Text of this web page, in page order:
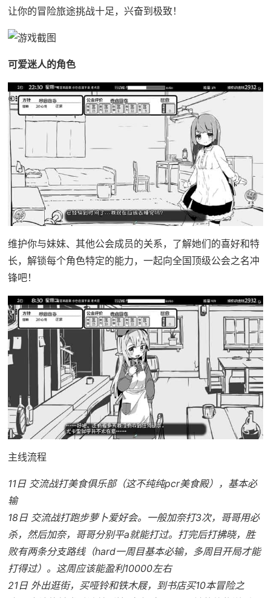
让你的冒险旅途挑战十足，兴奋到极致！
可爱迷人的角色
维护你与妹妹、其他公会成员的关系，了解她们的喜好和特
长，解锁每个角色特定的能力，一起向全国顶级公会之名冲
锋吧！
主线流程
11日 交流战打美食俱乐部（这不纯纯pcr美食殿），基本必
输
18日 交流战打跑步萝卜爱好会。一般加奈打3次，哥哥用必
杀，然后加奈，哥哥分别平a就能打过。打完后打拂晓，胜
败有两条分支路线（hard一周目基本必输，多周目开局才能
打得过）。这周应该能盈利10000左右
21日 外出逛街，买哑铃和铁木屐，到书店买10本冒险之